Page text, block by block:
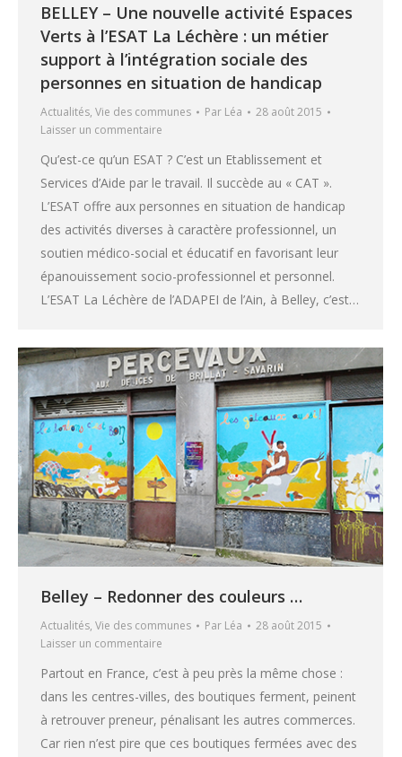
BELLEY – Une nouvelle activité Espaces
Verts à l’ESAT La Léchère : un métier
support à l’intégration sociale des
personnes en situation de handicap
Actualités, Vie des communes Par Léa
28 août 2015
Laisser un commentaire
Qu’est-ce qu’un ESAT ? C’est un Etablissement et
Services d’Aide par le travail. Il succède au « CAT ».
L’ESAT offre aux personnes en situation de handicap
des activités diverses à caractère professionnel, un
soutien médico-social et éducatif en favorisant leur
épanouissement socio-professionnel et personnel.
L’ESAT La Léchère de l’ADAPEI de l’Ain, à Belley, c’est…
Belley – Redonner des couleurs …
Actualités, Vie des communes Par Léa
28 août 2015
Laisser un commentaire
Partout en France, c’est à peu près la même chose :
dans les centres-villes, des boutiques ferment, peinent
à retrouver preneur, pénalisant les autres commerces.
Car rien n’est pire que ces boutiques fermées avec des